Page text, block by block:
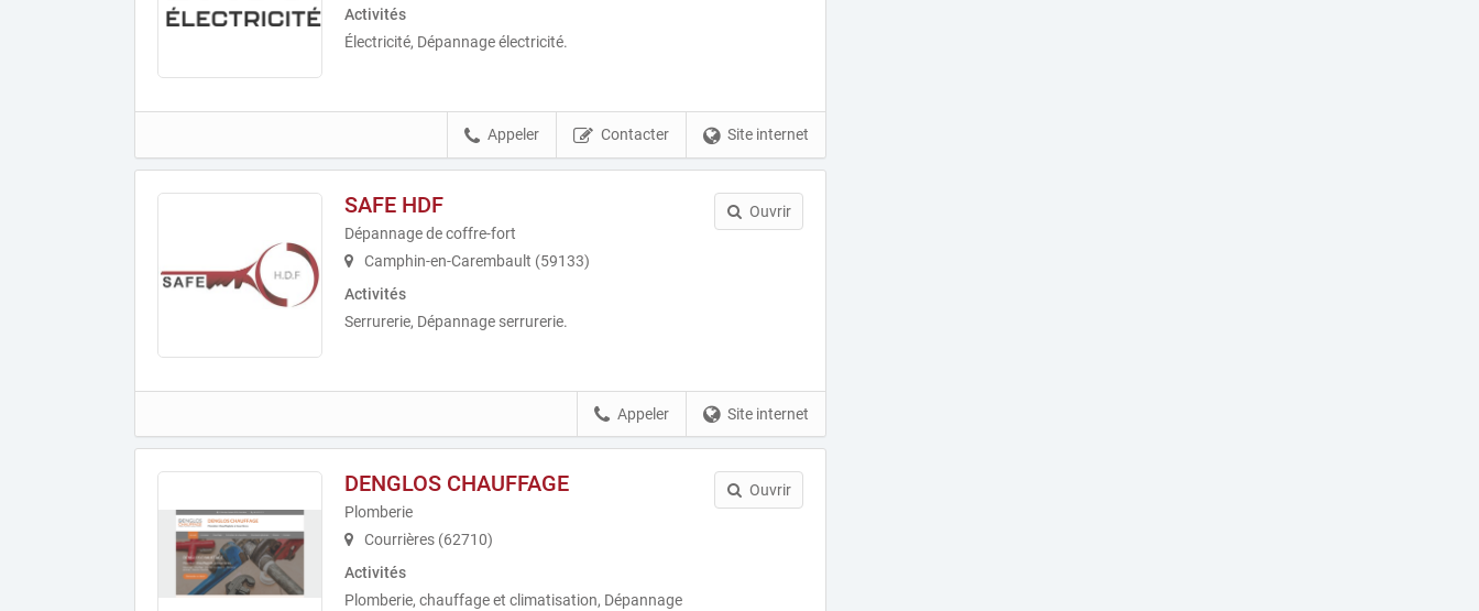
Activités
Électricité, Dépannage électricité.
Site internet
Contacter
Appeler
SAFE HDF
Dépannage de coffre-fort
Camphin-en-Carembault (59133)
Activités
Serrurerie, Dépannage serrurerie.
Ouvrir
Site internet
Appeler
DENGLOS CHAUFFAGE
Plomberie
Courrières (62710)
Activités
Plomberie, chauffage et climatisation, Dépannage
Ouvrir